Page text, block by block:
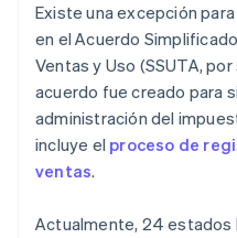
Existe una excepción
en el Acuerdo
Ventas y Uso (SSUTA,
acuerdo fue creado para
administración del
incluye el proceso de
ventas.
Actualmente, 24 estados